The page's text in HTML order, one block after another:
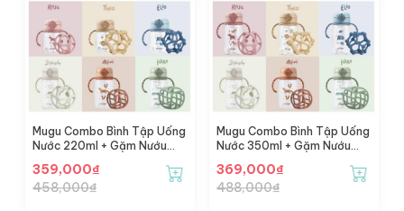
Mugu Combo Bình Tập Uống
Nước 220ml + Gặm Nướu
359,000₫
458,000₫
Mugu Combo Bình Tập Uống
Nước 350ml + Gặm Nướu
369,000₫
488,000₫